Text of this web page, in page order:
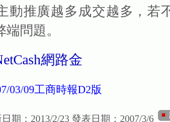
動推廣越多成交越多，若
問題。
網路金
03/09工商時報D2版
期：2013/2/23 發表日期：2007/3/6